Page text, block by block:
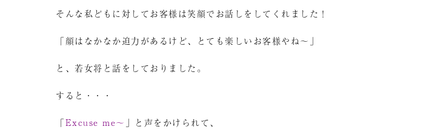
そんな私どもに対してお客様は笑顔でお話しをしてくれました！
「顔はなかなか迫力があるけど、とても楽しいお客様やね～」
と、若女将と話をしておりました。
すると・・・
「Excuse me～ 」と声をかけられて、